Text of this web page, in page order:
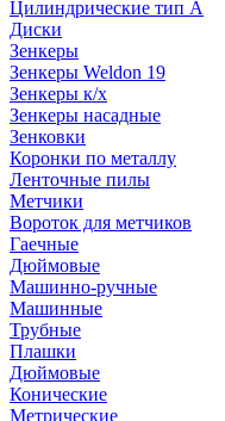
Цилиндрические тип А
Диски
Зенкеры
Зенкеры Weldon 19
Зенкеры к/х
Зенкеры насадные
Зенковки
Коронки по металлу
Ленточные пилы
Метчики
Вороток для метчиков
Гаечные
Дюймовые
Машинно-ручные
Машинные
Трубные
Плашки
Дюймовые
Конические
Метрические